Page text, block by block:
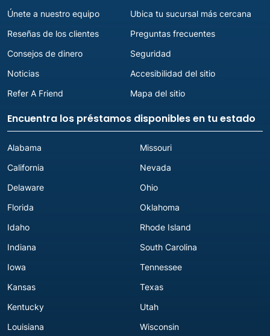
Únete a nuestro equipo
Reseñas de los clientes
Consejos de dinero
Noticias
Refer A Friend
Ubica tu sucursal más cercana
Preguntas frecuentes
Seguridad
Accesibilidad del sitio
Mapa del sitio
Encuentra los préstamos disponibles en tu estado
Alabama
California
Delaware
Florida
Idaho
Indiana
Iowa
Kansas
Kentucky
Louisiana
Missouri
Nevada
Ohio
Oklahoma
Rhode Island
South Carolina
Tennessee
Texas
Utah
Wisconsin